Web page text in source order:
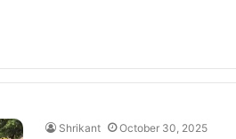
Shrikant October 30, 2025